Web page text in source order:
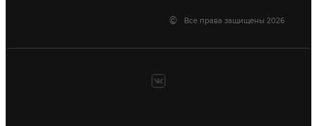
© Все права защищены 2026